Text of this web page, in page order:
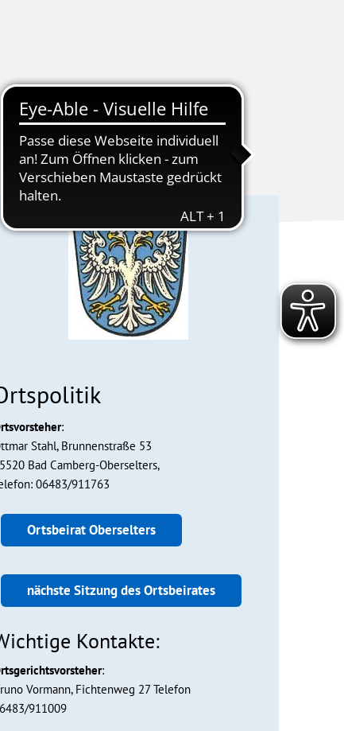
Kur & Tourismus
:
Stahl, Brunnenstraße 53
Bad Camberg-Oberselters,
06483/911763
Ortsbeirat Oberselters
nächste Sitzung des Ortsbeirates
Kontakte:
:
Vormann, Fichtenweg 27 Telefon
911009